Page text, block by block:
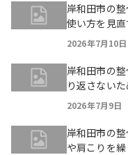
岸和田市の
使い方を見
2026年7月10日
岸和田市の
り返さない
2026年7月9日
岸和田市の
や肩こりを